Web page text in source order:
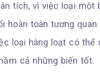
tích, vì việc loại một
hoàn toàn tương quan
loại hàng loạt có thể
cả những biến tốt.